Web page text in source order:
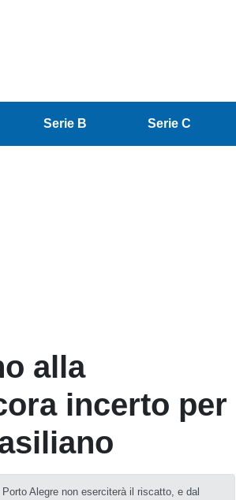
Serie B Serie C
alla
incerto per
Alegre non eserciterà il riscatto, e dal